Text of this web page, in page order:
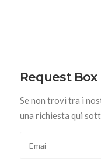
Request Box
Se non trovi tra i
una richiesta qui